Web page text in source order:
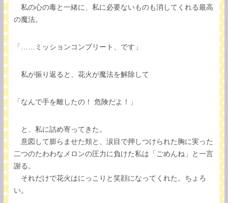
私の心の毒と一緒に、私に必要ないものも消してくれる最高
の魔法。
「……ミッションコンプリート、です」
私が振り返ると、花火が魔法を解除して
「なんで手を離したの！ 危険だよ！」
と、私に詰め寄ってきた。
意図して膨らませた頬と、涙目で押しつけられた胸に実った
二つのたわわなメロンの圧力に負けた私は「ごめんね」と一言
謝る。
それだけで花火はにっこりと笑顔になってくれた。ちょろ
い。